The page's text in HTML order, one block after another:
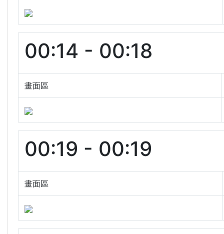
00:14 - 00:18
畫面區
00:19 - 00:19
畫面區